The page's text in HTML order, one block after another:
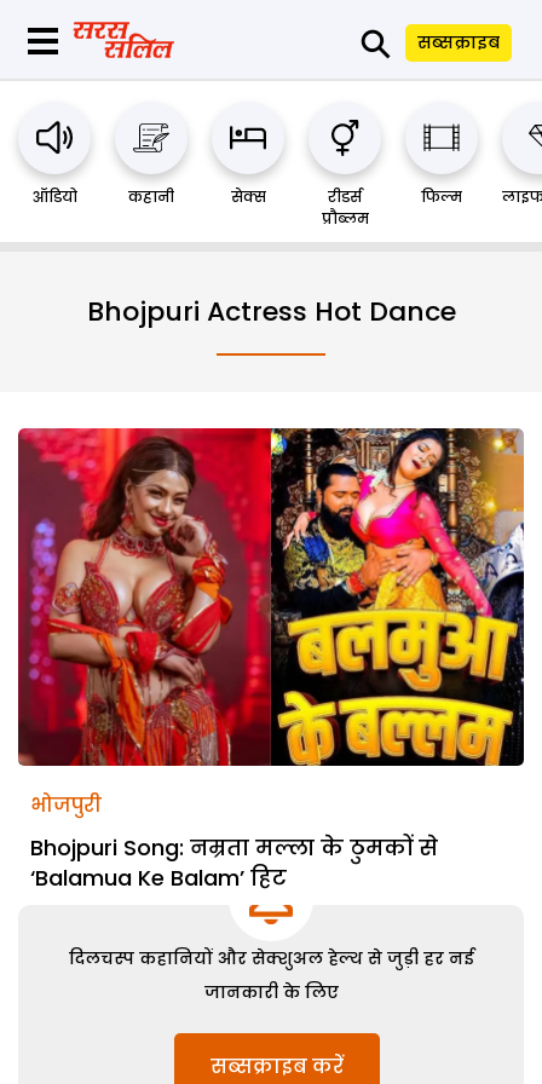
⚲ सब्सक्राइब
ऑडियो कहानी सेक्स
रीडर्स
प्रौब्लम
फिल्म
Bhojpuri Actress Hot Dance
भोजपुरी
Bhojpuri Song: नम्रता मल्ला के ठुमकों से
‘Balamua Ke Balam’ हिट
दिलचस्प कहानियों और सेक्शुअल हेल्थ से जुड़ी हर नई
जानकारी के लिए
सब्सक्राइब करें